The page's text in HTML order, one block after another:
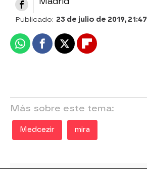
Publicado: 23 de julio de 2019, 21:47
WhatsappFacebook
X Flipboard
Más sobre este tema:
Medcezir mira